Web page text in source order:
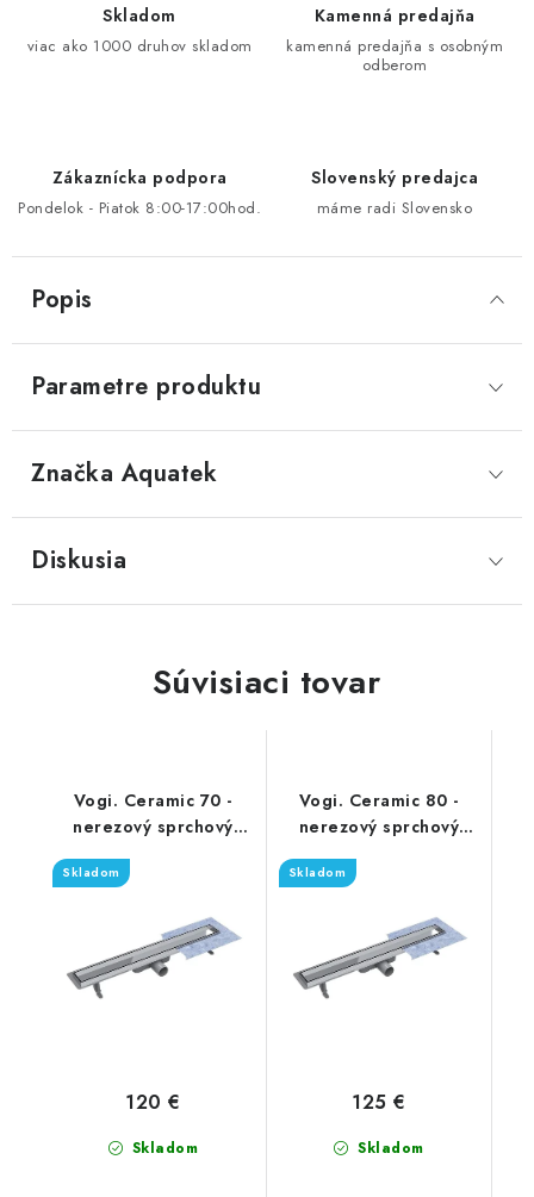
Skladom
viac ako 1000 druhov skladom
Kamenná predajňa
kamenná predajňa s osobným
odberom
Zákaznícka podpora
Pondelok - Piatok 8:00-17:00hod.
Slovenský predajca
máme radi Slovensko
Popis
Parametre produktu
Značka Aquatek
Diskusia
Súvisiaci tovar
Vogi. Ceramic 70 -
nerezový sprchový
žľab 70 cm (RD70set)
Skladom
Skladom
120 €
Vogi. Ceramic 80 -
nerezový sprchový
žľab 80 cm (RD80set)
Skladom
Skladom
125 €